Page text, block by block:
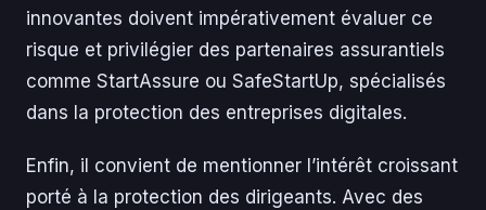
innovantes doivent impérativement évaluer ce
risque et privilégier des partenaires assurantiels
comme StartAssure ou SafeStartUp, spécialisés
dans la protection des entreprises digitales.
Enfin, il convient de mentionner l’intérêt croissant
porté à la protection des dirigeants. Avec des